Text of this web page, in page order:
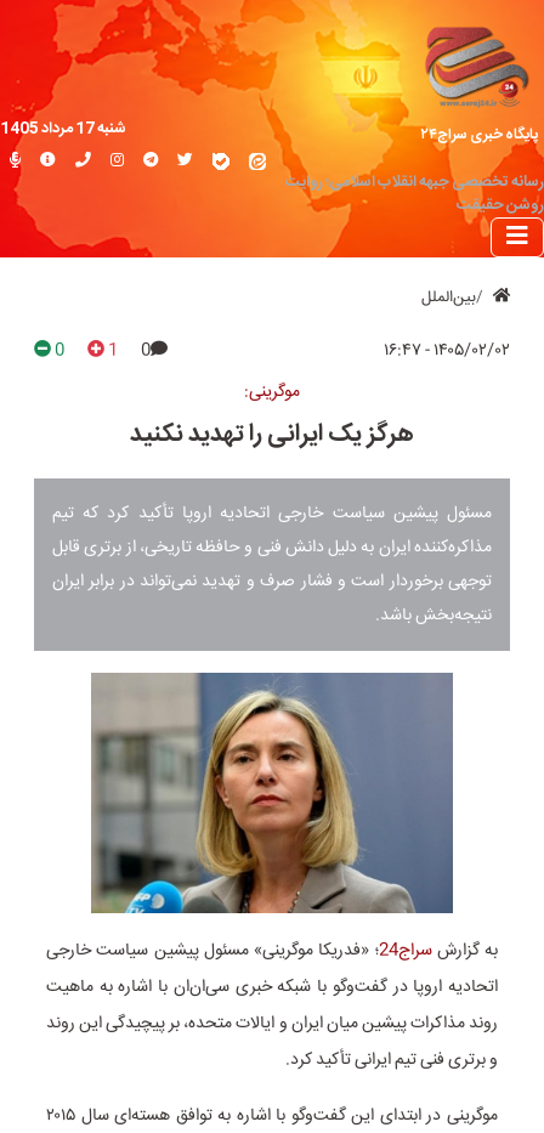
پایگاه خبری سراج۲۴
رسانه تخصصی جبهه انقلاب اسلامی؛ روایت
روشن حقیقت
شنبه 17 مرداد 1405
بین‌الملل
۱۴۰۵/۰۲/۰۲ - ۱۶:۴۷ 0
1
0
موگرینی:
هرگز یک ایرانی را تهدید نکنید
مسئول پیشین سیاست خارجی اتحادیه اروپا تأکید کرد که تیم
مذاکره‌کننده ایران به دلیل دانش فنی و حافظه تاریخی، از برتری قابل
توجهی برخوردار است و فشار صرف و تهدید نمی‌تواند در برابر ایران
نتیجه‌بخش باشد.
به گزارشسراج24
؛ «فدریکا موگرینی» مسئول پیشین سیاست خارجی
اتحادیه اروپا در گفت‌وگو با شبکه خبری سی‌ان‌ان با اشاره به ماهیت
روند مذاکرات پیشین میان ایران و ایالات متحده، بر پیچیدگی این روند
و برتری فنی تیم ایرانی تأکید کرد.
موگرینی در ابتدای این گفت‌وگو با اشاره به توافق هسته‌ای سال ۲۰۱۵